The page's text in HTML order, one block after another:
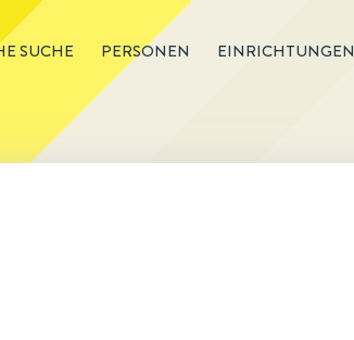
SUCHE PERSONEN EINRICHTUNGEN